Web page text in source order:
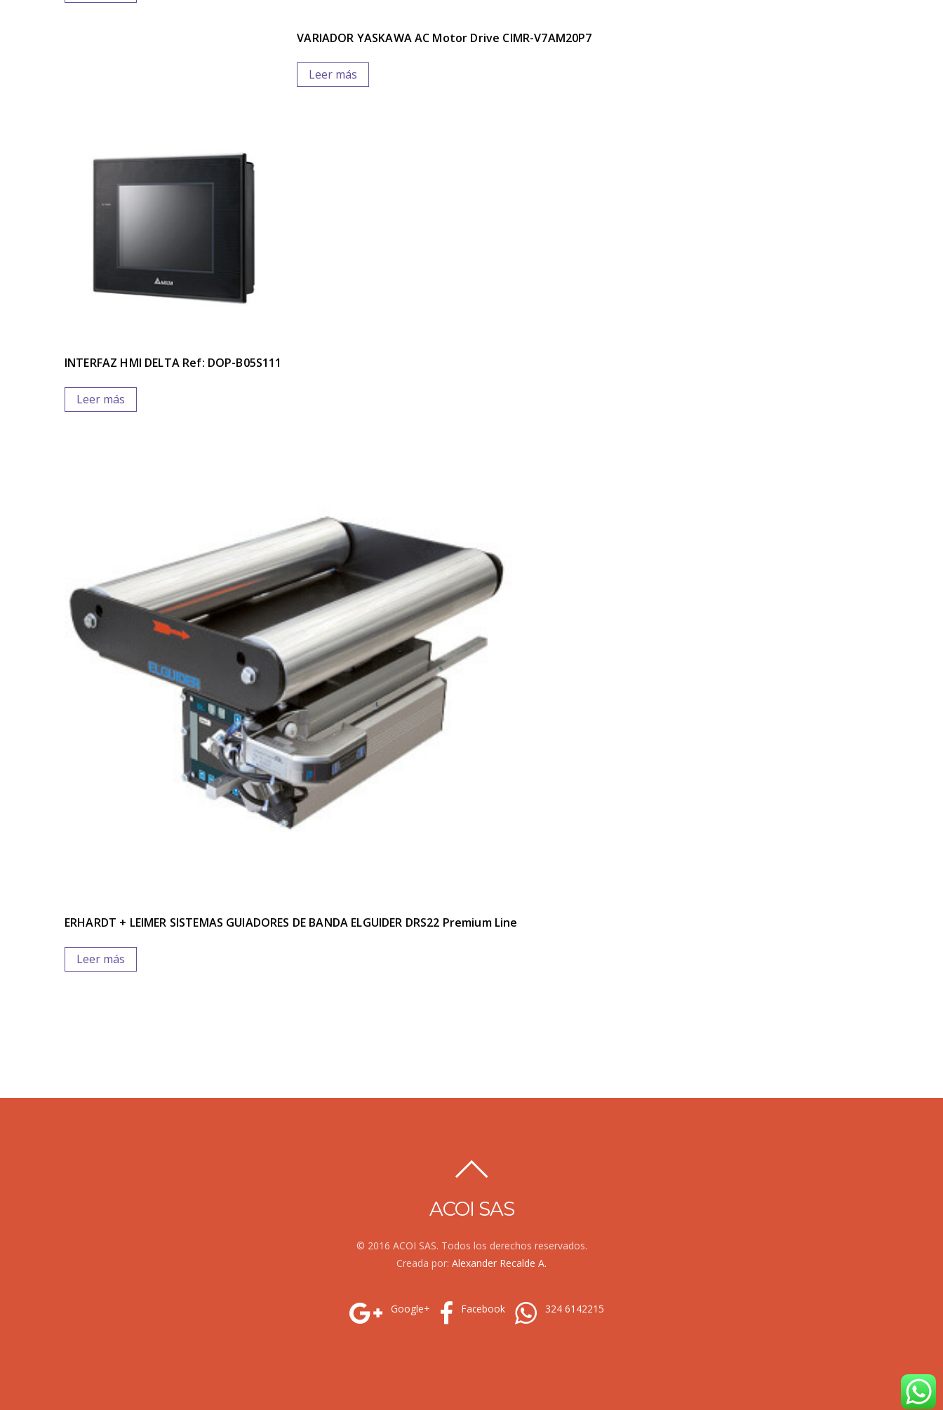
VARIADOR YASKAWA AC Motor Drive CIMR-V7AM20P7
Leer más
INTERFAZ HMI DELTA Ref: DOP-B05S111
Leer más
ERHARDT + LEIMER SISTEMAS GUIADORES DE BANDA ELGUIDER DRS22 Premium Line
Leer más
ACOI SAS
© 2016 ACOI SAS. Todos los derechos reservados.
Creada por: Alexander Recalde A.
Google+ Facebook 324 6142215